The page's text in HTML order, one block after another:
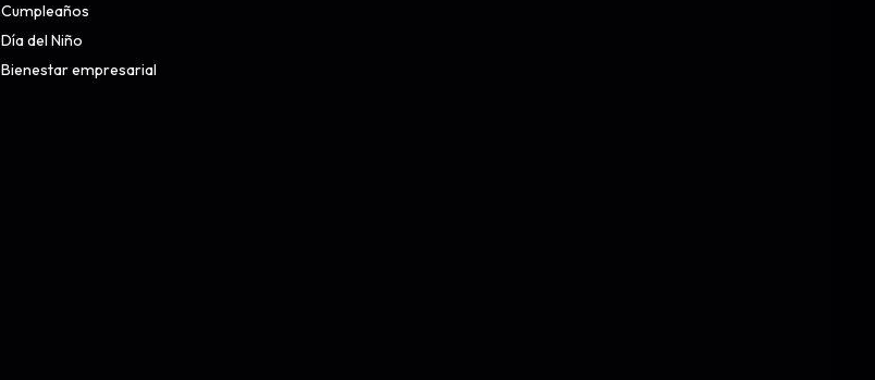
Cumpleaños
Día del Niño
Bienestar empresarial